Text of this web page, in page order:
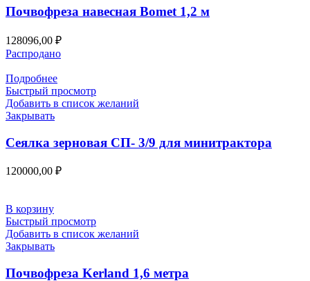
Почвофреза навесная Bomet 1,2 м
128096,00 ₽
Распродано
Подробнее
Быстрый просмотр
Добавить в список желаний
Закрывать
Сеялка зерновая СП- 3/9 для минитрактора
120000,00 ₽
В корзину
Быстрый просмотр
Добавить в список желаний
Закрывать
Почвофреза Kerland 1,6 метра